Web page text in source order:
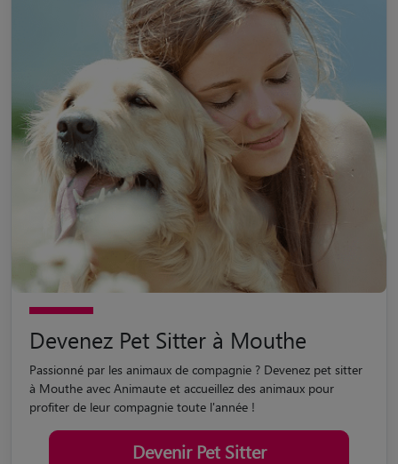
Devenez Pet Sitter à Mouthe
Passionné par les animaux de compagnie ? Devenez pet sitter
à Mouthe avec Animaute et accueillez des animaux pour
profiter de leur compagnie toute l'année !
Devenir Pet Sitter